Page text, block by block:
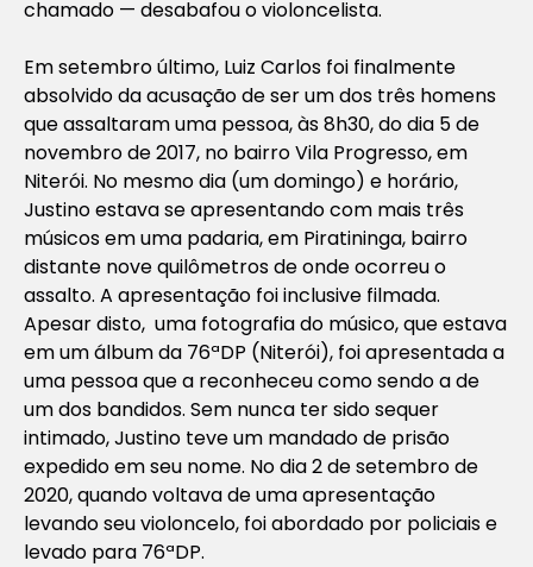
chamado — desabafou o violoncelista.
Em setembro último, Luiz Carlos foi finalmente
absolvido da acusação de ser um dos três homens
que assaltaram uma pessoa, às 8h30, do dia 5 de
novembro de 2017, no bairro Vila Progresso, em
Niterói. No mesmo dia (um domingo) e horário,
Justino estava se apresentando com mais três
músicos em uma padaria, em Piratininga, bairro
distante nove quilômetros de onde ocorreu o
assalto. A apresentação foi inclusive filmada.
Apesar disto, uma fotografia do músico, que estava
em um álbum da 76ªDP (Niterói), foi apresentada a
uma pessoa que a reconheceu como sendo a de
um dos bandidos. Sem nunca ter sido sequer
intimado, Justino teve um mandado de prisão
expedido em seu nome. No dia 2 de setembro de
2020, quando voltava de uma apresentação
levando seu violoncelo, foi abordado por policiais e
levado para 76ªDP.